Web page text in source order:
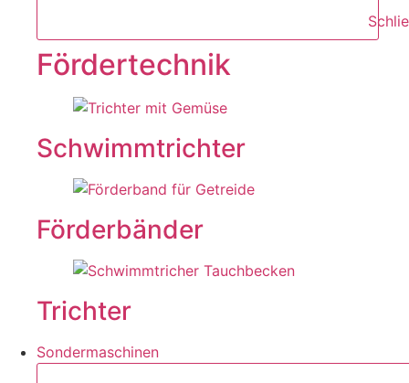
Fördertechnik
Schwimmtrichter
Förderbänder
Trichter
Sondermaschinen